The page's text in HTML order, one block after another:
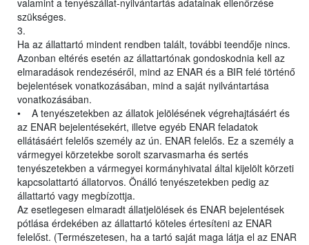
valamint a tenyészállat-nyilvántartás adatainak ellenőrzése
szükséges.
3.
Ha az állattartó mindent rendben talált, további teendője nincs.
Azonban eltérés esetén az állattartónak gondoskodnia kell az
elmaradások rendezéséről, mind az ENAR és a BIR felé történő
bejelentések vonatkozásában, mind a saját nyilvántartása
vonatkozásában.
• A tenyészetekben az állatok jelölésének végrehajtásáért és
az ENAR bejelentésekért, illetve egyéb ENAR feladatok
ellátásáért felelős személy az ún. ENAR felelős. Ez a személy a
vármegyei körzetekbe sorolt szarvasmarha és sertés
tenyészetekben a vármegyei kormányhivatal által kijelölt körzeti
kapcsolattartó állatorvos. Önálló tenyészetekben pedig az
állattartó vagy megbízottja.
Az esetlegesen elmaradt állatjelölések és ENAR bejelentések
pótlása érdekében az állattartó köteles értesíteni az ENAR
felelőst. (Természetesen, ha a tartó saját maga látja el az ENAR